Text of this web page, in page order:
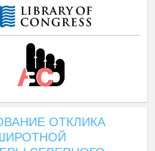
ОТКЛИКА